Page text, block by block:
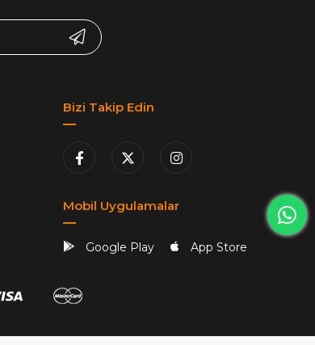
Bizi Takip Edin
Mobil Uygulamalar
Google Play App Store